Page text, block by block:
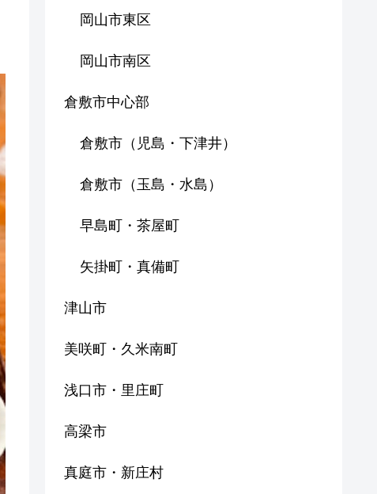
岡山市東区
岡山市南区
倉敷市中心部
倉敷市（児島・下津井）
倉敷市（玉島・水島）
早島町・茶屋町
矢掛町・真備町
津山市
美咲町・久米南町
浅口市・里庄町
高梁市
真庭市・新庄村